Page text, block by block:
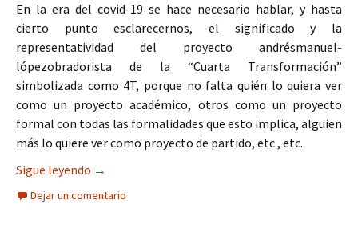
En la era del covid-19 se hace necesario hablar, y hasta
cierto punto esclarecernos, el significado y la
representatividad del proyecto andrésmanuel-
lópezobradorista de la “Cuarta Transformación”
simbolizada como 4T, porque no falta quién lo quiera ver
como un proyecto académico, otros como un proyecto
formal con todas las formalidades que esto implica, alguien
más lo quiere ver como proyecto de partido, etc., etc.
Sigue leyendo LA INCOMPRENSIÓN DE LA 4T DEL
→
Dejar un comentario